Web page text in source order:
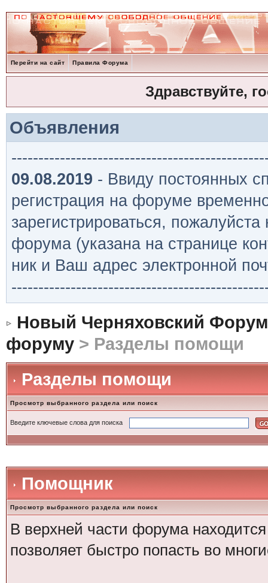
Перейти на сайт Правила Форума
Здравствуйте,
Объявления
09.08.2019 - Ввиду постоянных
регистрация на форуме
зарегистрироваться,
форума (указана на странице
ник и Ваш адрес электронной
Новый Черняховский Форум
форуму> Разделы помощи
Разделы помощи
Просмотр выбранного раздела или поиск
Введите ключевые слова для поиска
Помощник
Просмотр выбранного раздела или поиск
В верхней части форума
позволяет быстро попасть во